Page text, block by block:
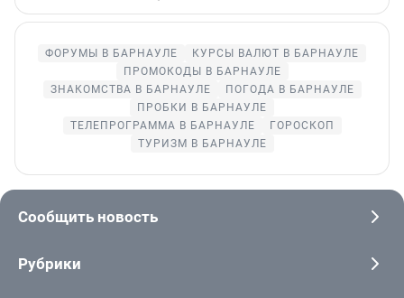
ФОРУМЫ В БАРНАУЛЕ
КУРСЫ ВАЛЮТ В БАРНАУЛЕ
ПРОМОКОДЫ В БАРНАУЛЕ
ЗНАКОМСТВА В БАРНАУЛЕ
ПОГОДА В БАРНАУЛЕ
ПРОБКИ В БАРНАУЛЕ
ТЕЛЕПРОГРАММА В БАРНАУЛЕ
ГОРОСКОП
ТУРИЗМ В БАРНАУЛЕ
Сообщить новость
Рубрики